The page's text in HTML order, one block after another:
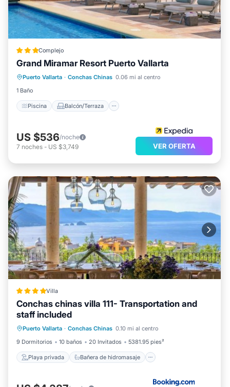
Complejo
Grand Miramar Resort Puerto Vallarta
Puerto Vallarta · Conchas Chinas 0.06 mi al centro
1 Baño
Piscina Balcón/Terraza
Piscina
Balcón/Terraza
Aparcamiento
Aire acondicionado
US $536/noche
7 noches - US $3,749 VER OFERTA
Villa
Conchas chinas villa 111- Transportation and
staff included
Puerto Vallarta · Conchas Chinas 0.10 mi al centro
9 Dormitorios
10 baños 20 Invitados 5381.95 pies²
Playa privada Bañera de hidromasaje
Playa privada
Piscina
Vista al mar